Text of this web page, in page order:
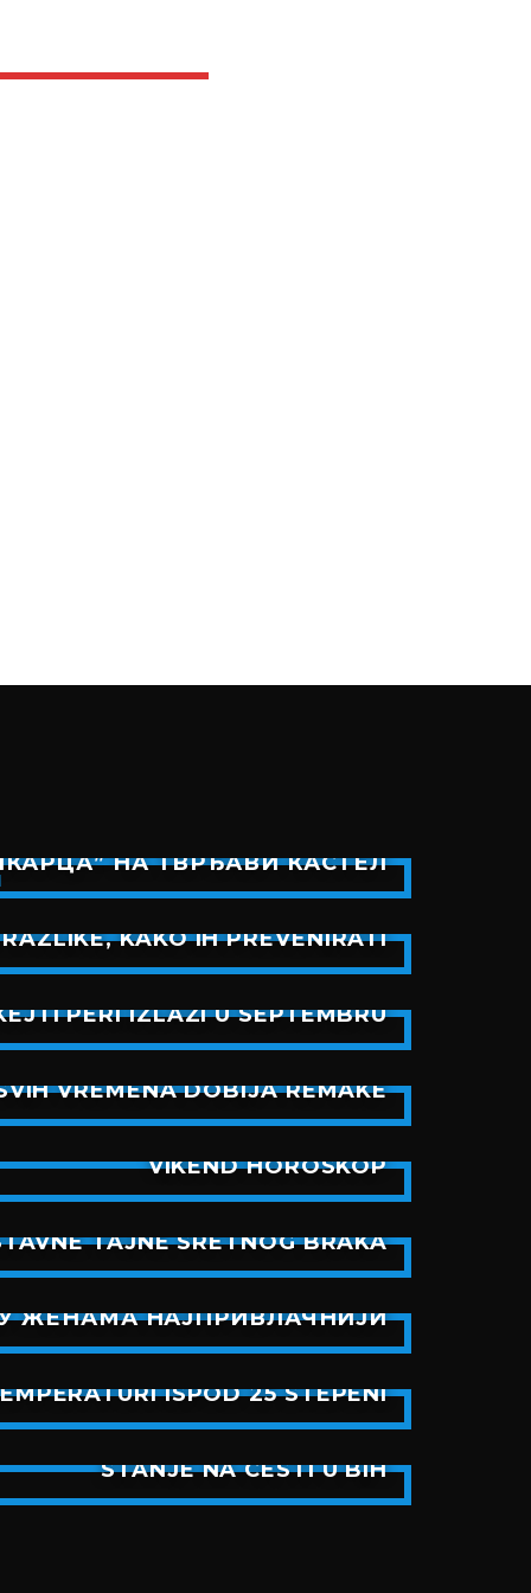
НА ТВРЂАВИ КАСТЕЛ
KAKO IH PREVENIRATI
PERI IZLAZI U SEPTEMBRU
VREMENA DOBIJA REMAKE
VIKEND HOROSKOP
TAJNE SRETNOG BRAKA
ЖЕНАМА НАЈПРИВЛАЧНИЈИ
ISPOD 25 STEPENI
STANJE NA CESTI U BIH